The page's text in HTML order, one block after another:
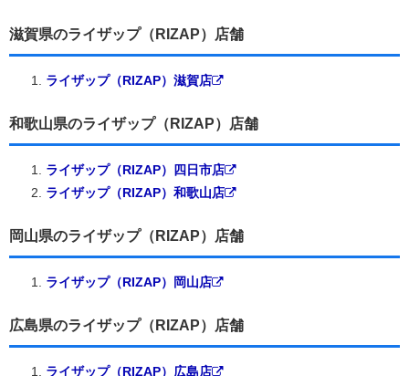
滋賀県のライザップ（RIZAP）店舗
ライザップ（RIZAP）滋賀店
和歌山県のライザップ（RIZAP）店舗
ライザップ（RIZAP）四日市店
ライザップ（RIZAP）和歌山店
岡山県のライザップ（RIZAP）店舗
ライザップ（RIZAP）岡山店
広島県のライザップ（RIZAP）店舗
ライザップ（RIZAP）広島店